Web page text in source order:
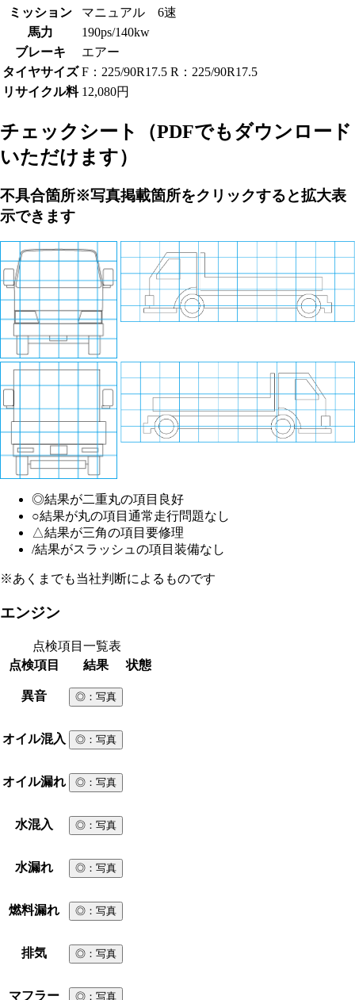
ミッション
マニュアル 6速
馬力
190ps/140kw
ブレーキ
エアー
タイヤサイズ F：225/90R17.5 R：225/90R17.5
リサイクル料 12,080円
チェックシート
（PDFでもダウンロード
いただけます）
不具合箇所※写真掲載箇所をクリックすると拡大表
示できます
◎結果が二重丸の項目 良好
○結果が丸の項目 通常走行問題なし
△結果が三角の項目 要修理
/結果がスラッシュの項目 装備なし
※あくまでも当社判断によるものです
エンジン
点検項目一覧表
点検項目
結果 状態
異音 ◎ ：写真
オイル混入 ◎ ：写真
オイル漏れ ◎ ：写真
水混入 ◎ ：写真
水漏れ ◎ ：写真
燃料漏れ ◎ ：写真
排気 ◎ ：写真
マフラー ◎ ：写真